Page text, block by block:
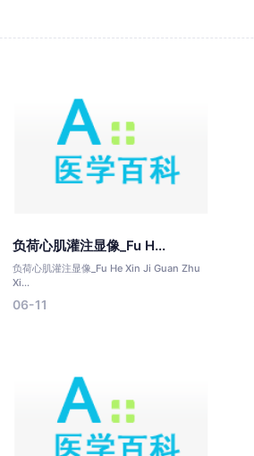
负荷心肌灌注显像_Fu H...
负荷心肌灌注显像_Fu He Xin Ji Guan Zhu
Xi...
06-11